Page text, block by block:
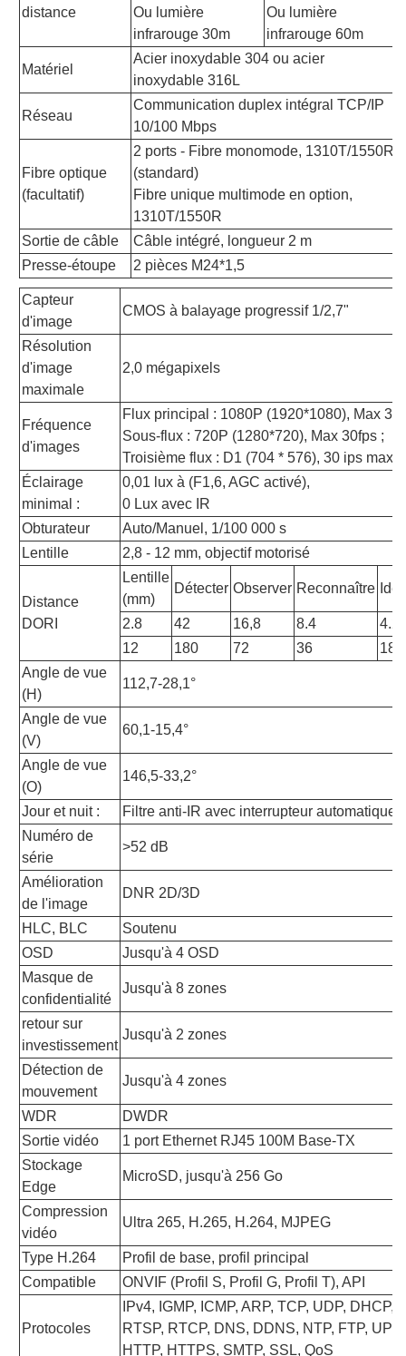
distance
Ou lumière
infrarouge 30m
Ou lumière
infrarouge 60m
Matériel
Acier inoxydable 304 ou acier
inoxydable 316L
Réseau
Communication duplex intégral TCP/IP
10/100 Mbps
Fibre optique
(facultatif)
2 ports - Fibre monomode, 1310T/1550R
(standard)
Fibre unique multimode en option,
1310T/1550R
Sortie de câble
Câble intégré, longueur 2 m
Presse-étoupe
2 pièces M24*1,5
Capteur
d'image
CMOS à balayage progressif 1/2,7"
Résolution
d'image
maximale
2,0 mégapixels
Fréquence
d'images
Flux principal : 1080P (1920*1080), Max 30
Sous-flux : 720P (1280*720), Max 30fps ;
Troisième flux : D1 (704 * 576), 30 ips max.
Éclairage
minimal :
0,01 lux à (F1,6, AGC activé),
0 Lux avec IR
Obturateur
Auto/Manuel, 1/100 000 s
Lentille
2,8 - 12 mm, objectif motorisé
Distance
DORI
Lentille
(mm)
Détecter Observer Reconnaître
2.8 42 16,8 8.4
4.2
12
180 72 36
18
Angle de vue
(H)
112,7-28,1°
Angle de vue
(V)
60,1-15,4°
Angle de vue
(O)
146,5-33,2°
Jour et nuit :
Filtre anti-IR avec interrupteur automatique
Numéro de
série
>52 dB
Amélioration
de l'image
DNR 2D/3D
HLC, BLC
Soutenu
OSD
Jusqu'à 4 OSD
Masque de
confidentialité
Jusqu'à 8 zones
retour sur
investissement
Jusqu'à 2 zones
Détection de
mouvement
Jusqu'à 4 zones
WDR
DWDR
Sortie vidéo
1 port Ethernet RJ45 100M Base-TX
Stockage
Edge
MicroSD, jusqu'à 256 Go
Compression
vidéo
Ultra 265, H.265, H.264, MJPEG
Type H.264
Profil de base, profil principal
Compatible
ONVIF (Profil S, Profil G, Profil T), API
Protocoles
IPv4, IGMP, ICMP, ARP, TCP, UDP, DHCP,
RTSP, RTCP, DNS, DDNS, NTP, FTP,
HTTP, HTTPS, SMTP, SSL, QoS